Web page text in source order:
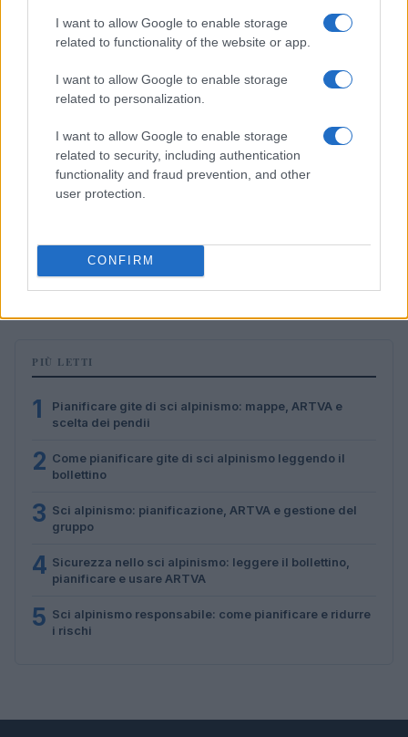
I want to allow Google to enable storage
related to functionality of the website or app.
I want to allow Google to enable storage
related to personalization.
I want to allow Google to enable storage
related to security, including authentication
functionality and fraud prevention, and other
user protection.
CONFIRM
Sci alpinismo: pianificazione, ARTVA e gestione del
Marco Tessari · 29 Lug 2026
PIÙ LETTI
1
Pianificare gite di sci alpinismo: mappe, ARTVA e
scelta dei pendii
2 Come pianificare gite di sci alpinismo leggendo il
bollettino
3 Sci alpinismo: pianificazione, ARTVA e gestione del
gruppo
4 Sicurezza nello sci alpinismo: leggere il bollettino,
pianificare e usare ARTVA
5 Sci alpinismo responsabile: come pianificare e ridurre
i rischi